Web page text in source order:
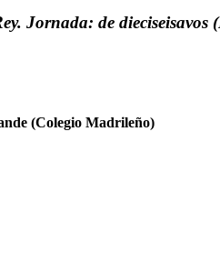
Jornada: de dieciseisavos
(Colegio Madrileño)